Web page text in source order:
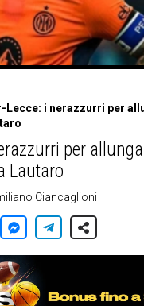
Lecce: i nerazzurri per
per
Lautaro
Ciancaglioni